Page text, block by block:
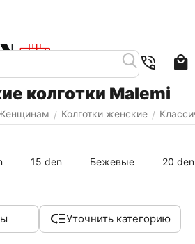
колготки Malemi
/ Колготки женские /
15 den Бежевые 20 den
Уточнить категорию